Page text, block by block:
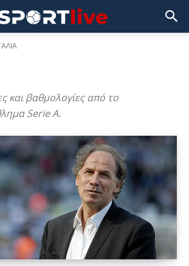
και βαθμολογίες από το
Serie A.